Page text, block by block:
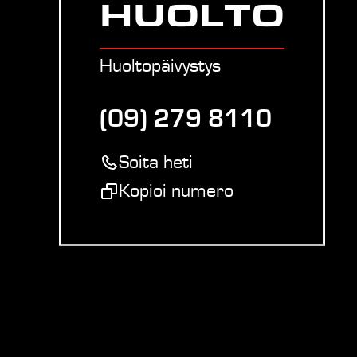
HUOLTO
Huoltopäivystys
(09) 279 8110
Soita heti
Kopioi numero